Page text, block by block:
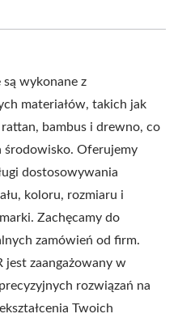
wykonane z
materiałów, takich jak
bambus i drewno, co
środowisko. Oferujemy
dostosowywania
koloru, rozmiaru i
Zachęcamy do
zamówień od firm.
jest zaangażowany w
rozwiązań na
Twoich